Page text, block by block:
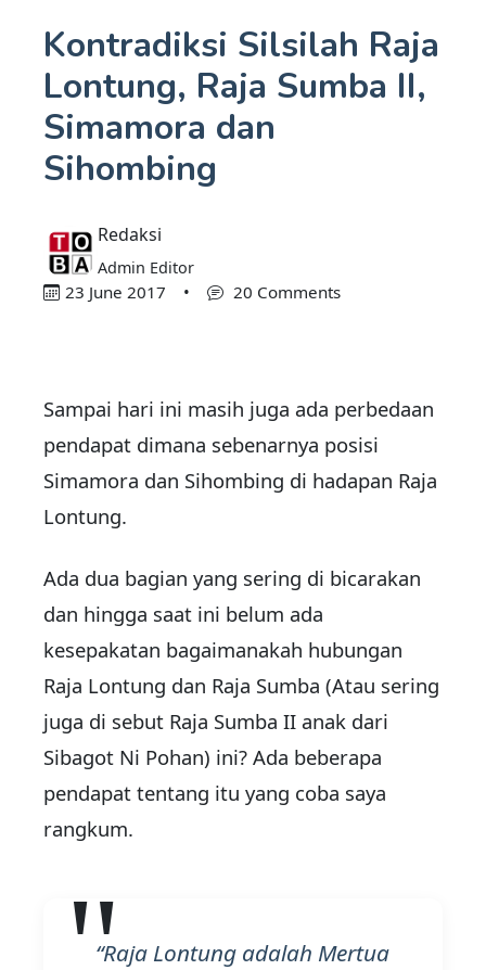
Kontradiksi Silsilah Raja
Lontung, Raja Sumba II,
Simamora dan
Sihombing
Redaksi
Admin Editor
23 June 2017 • 20 Comments
Sampai hari ini masih juga ada perbedaan
pendapat dimana sebenarnya posisi
Simamora dan Sihombing di hadapan Raja
Lontung.
Ada dua bagian yang sering di bicarakan
dan hingga saat ini belum ada
kesepakatan bagaimanakah hubungan
Raja Lontung dan Raja Sumba (Atau sering
juga di sebut Raja Sumba II anak dari
Sibagot Ni Pohan) ini? Ada beberapa
pendapat tentang itu yang coba saya
rangkum.
Raja Lontung adalah Mertua